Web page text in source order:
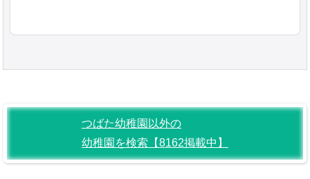
つばた幼稚園以外の
幼稚園を検索【8162掲載中】